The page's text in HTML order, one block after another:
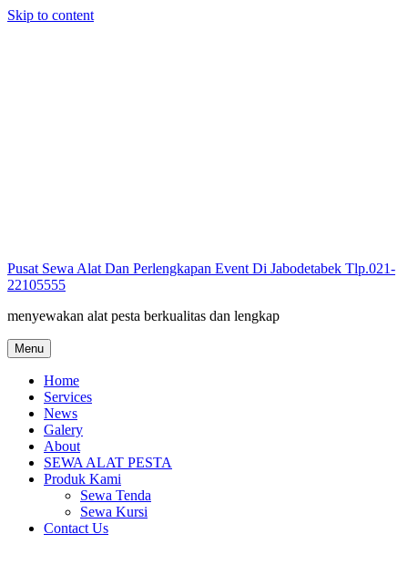
Skip to content
Pusat Sewa Alat Dan Perlengkapan Event Di Jabodetabek Tlp.021-
22105555
menyewakan alat pesta berkualitas dan lengkap
Menu
Home
Services
News
Galery
About
SEWA ALAT PESTA
Produk Kami
Sewa Tenda
Sewa Kursi
Contact Us